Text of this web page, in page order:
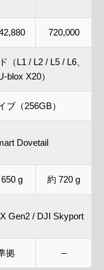
720,000
（L1 / L2 / L5 / L6、
blox X20）
ブ（256GB）
Dovetail
g 約 720 g
Gen2 / DJI Skyport
拠 –